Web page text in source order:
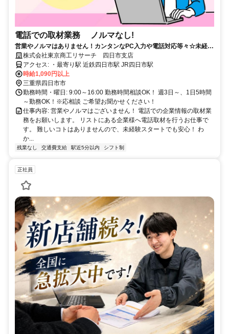
電話での取材業務 ノルマなし!
営業やノルマはありません！カンタンなPC入力や電話対応等々☆未経験
から働けるお仕事です！
株式会社東京商工リサーチ 四日市支店
アクセス: ・最寄り駅 近鉄四日市駅 JR四日市駅
時給1,090円以上
三重県四日市市
勤務時間・曜日: 9:00～16:00 勤務時間相談OK！ 週3日～、1日5時間
～勤務OK！※応相談 ご希望お聞かせください！
仕事内容: 営業やノルマはございません！ 電話での企業情報の取材業
務をお願いします。 リストにある企業様へ電話取材を行うお仕事で
す。 難しいコトはありませんので、未経験スタートでも安心！ わ
か...
残業なし 交通費支給 駅近5分以内 シフト制
正社員